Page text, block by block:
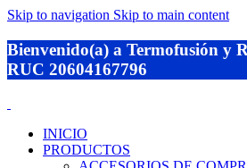
Skip to navigation Skip to main content
Bienvenido(a) a Termofusión y
RUC 20604167796
INICIO
PRODUCTOS